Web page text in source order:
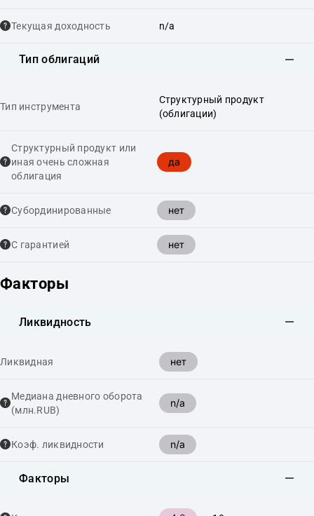
Текущая доходность n/a
Тип облигаций
Тип инструмента
Структурный продукт
(облигации)
Структурный продукт или
иная очень сложная
облигация
да
Cубординированные нет
С гарантией нет
Факторы
Ликвидность
Ликвидная нет
Медиана дневного оборота
(млн.RUB)
n/a
Коэф. ликвидности n/a
Факторы